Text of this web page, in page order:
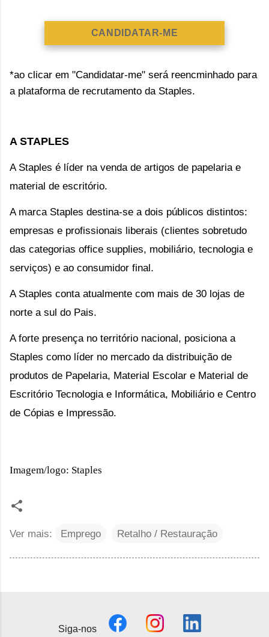
CANDIDATAR-ME
*ao clicar em "Candidatar-me" será reencminhado para
a plataforma de recrutamento da Staples.
A STAPLES
A Staples é líder na venda de artigos de papelaria e
material de escritório.
A marca Staples destina-se a dois públicos distintos:
empresas e profissionais liberais (clientes sobretudo
das categorias office supplies, mobiliário, tecnologia e
serviços) e ao consumidor final.
A Staples conta atualmente com mais de 30 lojas de
norte a sul do Pais.
A forte presença no território nacional, posiciona a
Staples como líder no mercado da distribuição de
produtos de Papelaria, Material Escolar e Material de
Escritório Tecnologia e Informática, Mobiliário e Centro
de Cópias e Impressão.
Imagem/logo: Staples
Ver mais: Emprego Retalho / Restauração
Siga-nos